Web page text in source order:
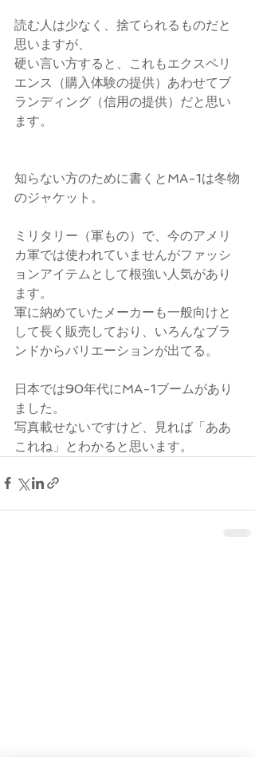
読む人は少なく、捨てられるものだと
思いますが、
硬い言い方すると、これもエクスペリ
エンス（購入体験の提供）あわせてブ
ランディング（信用の提供）だと思い
ます。
知らない方のために書くとMA-1は冬物
のジャケット。
ミリタリー（軍もの）で、今のアメリ
カ軍では使われていませんがファッシ
ョンアイテムとして根強い人気があり
ます。
軍に納めていたメーカーも一般向けと
して長く販売しており、いろんなブラ
ンドからバリエーションが出てる。
日本では90年代にMA-1ブームがあり
ました。
写真載せないですけど、見れば「ああ
これね」とわかると思います。